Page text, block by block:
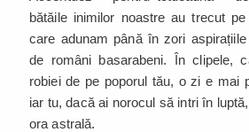
bătăile inimilor noastre au trecut
care adunam până în zori
de români basarabeni. În clipele,
robiei de pe poporul tău, o zi e mai
iar tu, dacă ai norocul să intri în
ora astrală.